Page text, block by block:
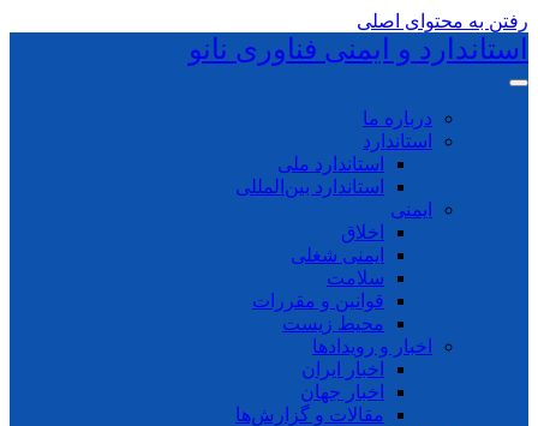
رفتن به محتوای اصلی
استاندارد و ایمنی فناوری نانو
درباره ما
استاندارد
استاندارد ملی
استاندارد بین‌المللی
ایمنی
اخلاق
ایمنی شغلی
سلامت
قوانین و مقررات
محیط زیست
اخبار و رویدادها
اخبار ایران
اخبار جهان
مقالات و گزارش‌ها